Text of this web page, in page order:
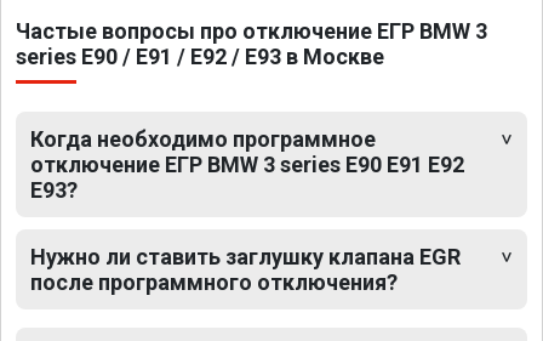
Частые вопросы про отключение ЕГР BMW 3
series E90 / E91 / E92 / E93 в Москве
Когда необходимо программное
отключение ЕГР BMW 3 series E90 E91 E92
E93?
Нужно ли ставить заглушку клапана EGR
после программного отключения?